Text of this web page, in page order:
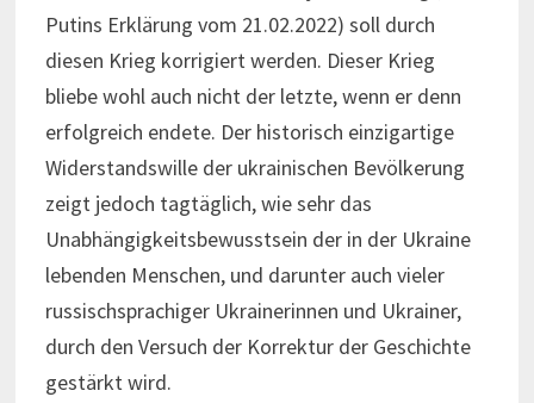
Putins Erklärung vom 21.02.2022) soll durch
diesen Krieg korrigiert werden. Dieser Krieg
bliebe wohl auch nicht der letzte, wenn er denn
erfolgreich endete. Der historisch einzigartige
Widerstandswille der ukrainischen Bevölkerung
zeigt jedoch tagtäglich, wie sehr das
Unabhängigkeitsbewusstsein der in der Ukraine
lebenden Menschen, und darunter auch vieler
russischsprachiger Ukrainerinnen und Ukrainer,
durch den Versuch der Korrektur der Geschichte
gestärkt wird.